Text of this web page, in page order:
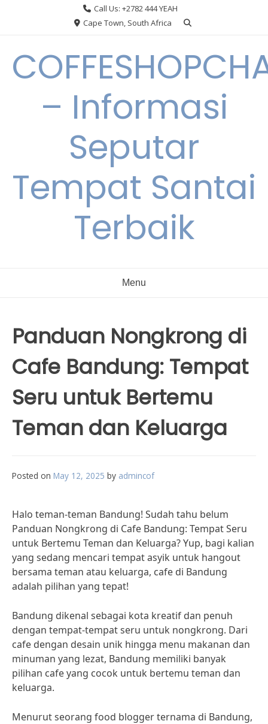
Call Us: +2782 444 YEAH
Cape Town, South Africa
– Informasi
Seputar
Tempat Santai
Terbaik
Menu
Panduan Nongkrong di
Cafe Bandung: Tempat
Seru untuk Bertemu
Teman dan Keluarga
Posted on May 12, 2025 by admincof
Halo teman-teman Bandung! Sudah tahu belum
Panduan Nongkrong di Cafe Bandung: Tempat Seru
untuk Bertemu Teman dan Keluarga? Yup, bagi kalian
yang sedang mencari tempat asyik untuk hangout
bersama teman atau keluarga, cafe di Bandung
adalah pilihan yang tepat!
Bandung dikenal sebagai kota kreatif dan penuh
dengan tempat-tempat seru untuk nongkrong. Dari
cafe dengan desain unik hingga menu makanan dan
minuman yang lezat, Bandung memiliki banyak
pilihan cafe yang cocok untuk bertemu teman dan
keluarga.
Menurut seorang food blogger ternama di Bandung,